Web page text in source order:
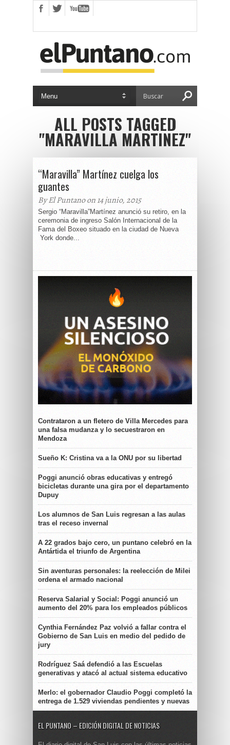
ALL POSTS TAGGED
"MARAVILLA MARTINEZ"
“Maravilla” Martínez cuelga los
guantes
By El Puntano on 14 junio, 2015
Sergio “Maravilla”Martínez anunció su retiro, en la
ceremonia de ingreso Salón Internacional de la
Fama del Boxeo situado en la ciudad de Nueva
York donde...
Contrataron a un fletero de Villa Mercedes para
una falsa mudanza y lo secuestraron en
Mendoza
Sueño K: Cristina va a la ONU por su libertad
Poggi anunció obras educativas y entregó
bicicletas durante una gira por el departamento
Dupuy
Los alumnos de San Luis regresan a las aulas
tras el receso invernal
A 22 grados bajo cero, un puntano celebró en la
Antártida el triunfo de Argentina
Sin aventuras personales: la reelección de Milei
ordena el armado nacional
Reserva Salarial y Social: Poggi anunció un
aumento del 20% para los empleados públicos
Cynthia Fernández Paz volvió a fallar contra el
Gobierno de San Luis en medio del pedido de
jury
Rodríguez Saá defendió a las Escuelas
generativas y atacó al actual sistema educativo
Merlo: el gobernador Claudio Poggi completó la
entrega de 1.529 viviendas pendientes y nuevas
EL PUNTANO – EDICIÓN DIGITAL DE NOTICIAS